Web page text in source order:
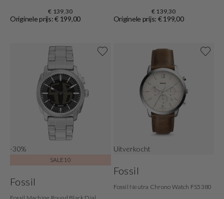
€ 139,30
Originele prijs: € 199,00
€ 139,30
Originele prijs: € 199,00
-30%
SALE10
Fossil
Uitverkocht
Fossil
Fossil Neutra Chrono Watch FS5380